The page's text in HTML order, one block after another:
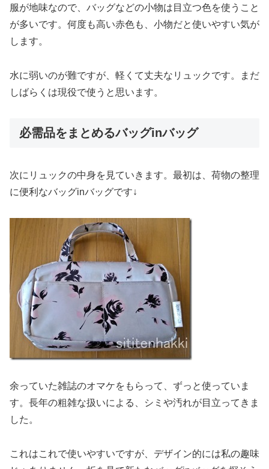
服が地味なので、バッグなどの小物は目立つ色を使うこと
が多いです。何度も高い赤色も、小物だと使いやすい気が
します。
水に弱いのが難ですが、軽くて丈夫なリュックです。まだ
しばらくは現役で使うと思います。
必需品をまとめるバッグinバッグ
次にリュックの中身を見ていきます。最初は、荷物の整理
に便利なバッグinバッグです↓
余っていた雑誌のオマケをもらって、ずっと使っていま
す。長年の粗雑な扱いによる、シミや汚れが目立ってきま
した。
これはこれで使いやすいですが、デザイン的には私の趣味